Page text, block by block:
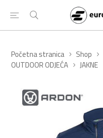
Početna stranica Shop
OUTDOOR ODJEĆA
JAKNE